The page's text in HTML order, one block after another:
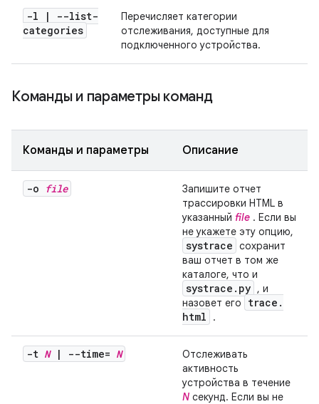
-l |
--list-
categories
Перечисляет категории
отслеживания, доступные для
подключенного устройства.
Команды и параметры команд
Команды и параметры Описание
-o file
Запишите отчет
трассировки HTML в
указанный file . Если вы
не укажете эту опцию,
systrace сохранит
ваш отчет в том же
каталоге, что и
systrace . py , и
назовет его
trace .
html
.
-t N | --time= N
Отслеживать
активность
устройства в течение
N секунд. Если вы не